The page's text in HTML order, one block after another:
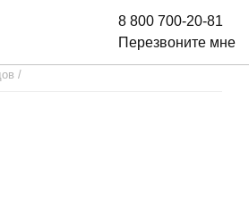
8 800 700-20-81
Перезвоните мне
/